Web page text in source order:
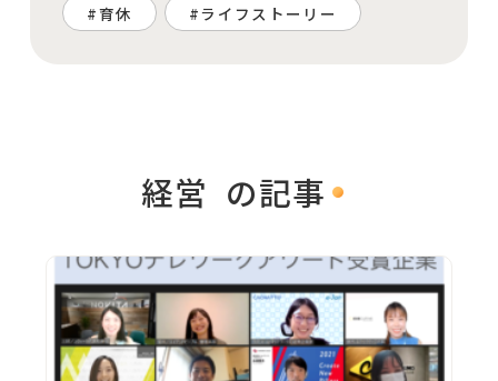
育休 ライフストーリー
経営 の記事